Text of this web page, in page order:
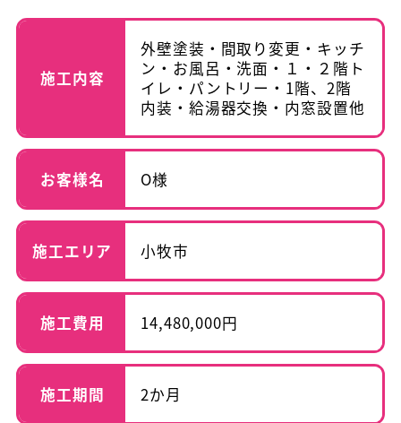
施工内容
外壁塗装・間取り変更・キッチ
ン・お風呂・洗面・１・２階ト
イレ・パントリー・1階、2階
内装・給湯器交換・内窓設置他
お客様名 O様
施工エリア 小牧市
施工費用 14,480,000円
施工期間 2か月